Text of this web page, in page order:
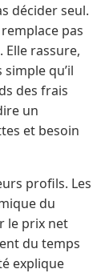
décider seul.
pas
rassure,
qu’il
des frais
un
et besoin
profils. Les
du
le prix net
du temps
explique